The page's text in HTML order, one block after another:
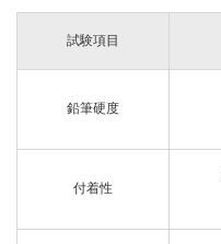
試験項目
鉛筆硬度
付着性